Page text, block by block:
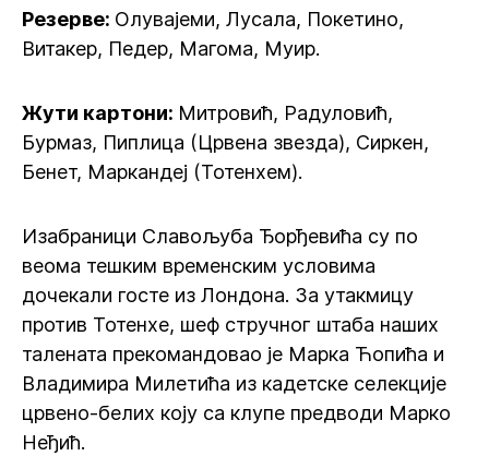
Резерве: Олувајеми, Лусала, Покетино,
Витакер, Педер, Магома, Муир.
Жути картони: Митровић, Радуловић,
Бурмаз, Пиплица (Црвена звезда), Сиркен,
Бенет, Маркандеј (Тотенхем).
Изабраници Славољуба Ђорђевића су по
веома тешким временским условима
дочекали госте из Лондона. За утакмицу
против Тотенхе, шеф стручног штаба наших
талената прекомандовао је Марка Ћопића и
Владимира Милетића из кадетске селекције
црвено-белих коју са клупе предводи Марко
Неђић.